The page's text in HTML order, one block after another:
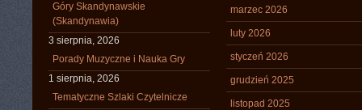
Góry Skandynawskie
(Skandynawia)
3 sierpnia, 2026
Porady Muzyczne i Nauka Gry
1 sierpnia, 2026
Tematyczne Szlaki Czytelnicze
marzec 2026
luty 2026
styczeń 2026
grudzień 2025
listopad 2025